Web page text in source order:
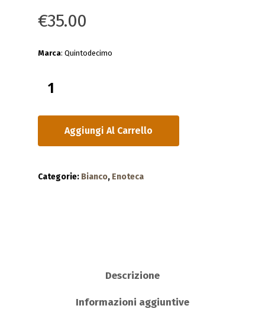
€35.00
Marca: Quintodecimo
Aggiungi Al Carrello
Categorie: Bianco, Enoteca
Descrizione
Informazioni aggiuntive